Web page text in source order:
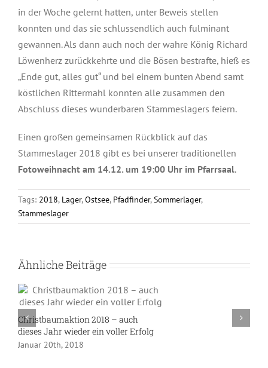
in der Woche gelernt hatten, unter Beweis stellen
konnten und das sie schlussendlich auch fulminant
gewannen. Als dann auch noch der wahre König Richard
Löwenherz zurückkehrte und die Bösen bestrafte, hieß es
„Ende gut, alles gut“ und bei einem bunten Abend samt
köstlichen Rittermahl konnten alle zusammen den
Abschluss dieses wunderbaren Stammeslagers feiern.
Einen großen gemeinsamen Rückblick auf das
Stammeslager 2018 gibt es bei unserer traditionellen
Fotoweihnacht am 14.12. um 19:00 Uhr im Pfarrsaal.
Tags: 2018, Lager,Ostsee, Pfadfinder,Sommerlager,
Stammeslager
Ähnliche Beiträge
Christbaumaktion 2018 – auch
dieses Jahr wieder ein voller Erfolg
Januar 20th, 2018